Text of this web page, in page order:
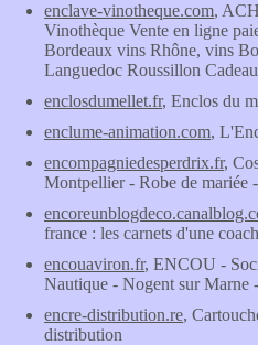
enclave-vinotheque.com,
Vinothèque Vente en ligne
Bordeaux vins Rhône, vins
Languedoc Roussillon
enclosdumellet.fr, Enclos du
enclume-animation.com,
encompagniedesperdrix.fr,
Montpellier - Robe de mariée
france : les carnets d'une
encouaviron.fr, ENCOU -
Nautique - Nogent sur Marne
encre-distribution.re,
distribution